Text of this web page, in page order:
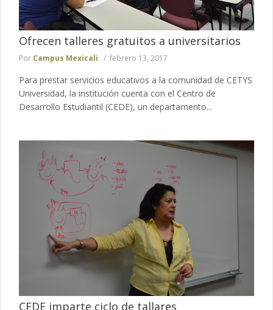
Ofrecen talleres gratuitos a universitarios
Por Campus Mexicali febrero 13, 2017
Para prestar servicios educativos a la comunidad de CETYS
Universidad, la institución cuenta con el Centro de
Desarrollo Estudiantil (CEDE), un departamento...
CEDE imparte ciclo de tallares